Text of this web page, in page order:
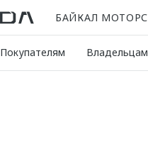
БАЙКАЛ МОТОРС
Покупателям Владельцам